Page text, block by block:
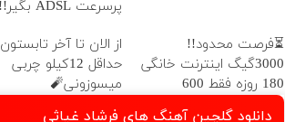
پرسرعت ADSL بگیر!!
⏳فرصت محدود!!
3000گیگ اینترنت خانگی
180 روزه فقط 600
هزارتومان!!
از الان تا آخر تابستون
حداقل 12کیلو چربی
میسوزونی🧨
دانلود گلچین آهنگ های فرشاد غیاثی